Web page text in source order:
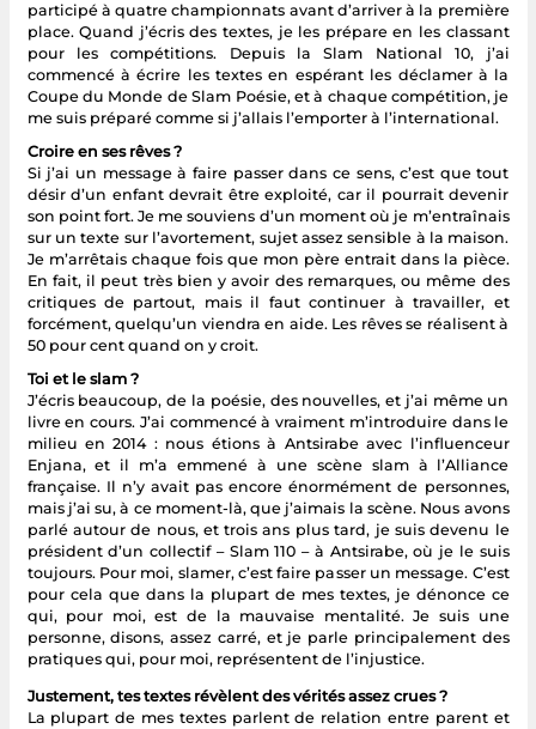
participé à quatre championnats avant d’arriver à la première
place. Quand j’écris des textes, je les prépare en les classant
pour les compétitions. Depuis la Slam National 10, j’ai
commencé à écrire les textes en espérant les déclamer à la
Coupe du Monde de Slam Poésie, et à chaque compétition, je
me suis préparé comme si j’allais l’emporter à l’international.
Croire en ses rêves ?
Si j’ai un message à faire passer dans ce sens, c’est que tout
désir d’un enfant devrait être exploité, car il pourrait devenir
son point fort. Je me souviens d’un moment où je m’entraînais
sur un texte sur l’avortement, sujet assez sensible à la maison.
Je m’arrêtais chaque fois que mon père entrait dans la pièce.
En fait, il peut très bien y avoir des remarques, ou même des
critiques de partout, mais il faut continuer à travailler, et
forcément, quelqu’un viendra en aide. Les rêves se réalisent à
50 pour cent quand on y croit.
Toi et le slam ?
J’écris beaucoup, de la poésie, des nouvelles, et j’ai même un
livre en cours. J’ai commencé à vraiment m’introduire dans le
milieu en 2014 : nous étions à Antsirabe avec l’influenceur
Enjana, et il m’a emmené à une scène slam à l’Alliance
française. Il n’y avait pas encore énormément de personnes,
mais j’ai su, à ce moment-là, que j’aimais la scène. Nous avons
parlé autour de nous, et trois ans plus tard, je suis devenu le
président d’un collectif – Slam 110 – à Antsirabe, où je le suis
toujours. Pour moi, slamer, c’est faire passer un message. C’est
pour cela que dans la plupart de mes textes, je dénonce ce
qui, pour moi, est de la mauvaise mentalité. Je suis une
personne, disons, assez carré, et je parle principalement des
pratiques qui, pour moi, représentent de l’injustice.
Justement, tes textes révèlent des vérités assez crues ?
La plupart de mes textes parlent de relation entre parent et